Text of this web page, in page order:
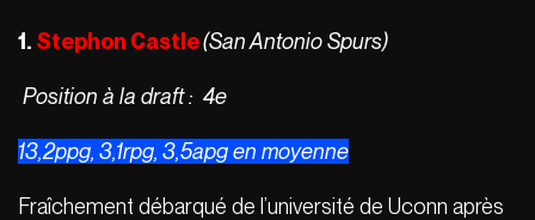
1. Stephon Castle(San Antonio Spurs)
Position à la draft : 4e
13,2ppg, 3,1rpg, 3,5apg en moyenne
Fraîchement débarqué de l’université de Uconn après